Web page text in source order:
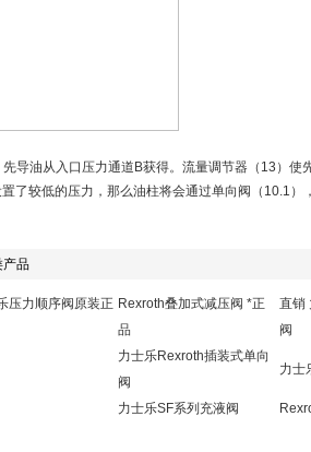
导油从入口压力通道B获得。流量调节器（13）使
了较低的压力，那么油柱将会通过单向阀（10.1）
产品
压力顺序阀原装正 Rexroth叠加式减压阀 *正
品
直销
阀
力士乐Rexroth插装式单向
阀
力士
力士乐SF系列充液阀